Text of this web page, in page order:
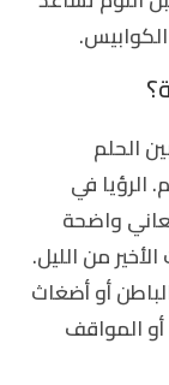
الحلم
الرؤيا في
واضحة
من الليل.
أو أضغاث
أو المواقف